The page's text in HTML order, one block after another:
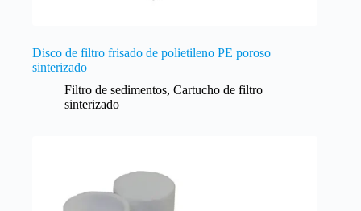
Disco de filtro frisado de polietileno PE poroso
sinterizado
Filtro de sedimentos, Cartucho de filtro
sinterizado